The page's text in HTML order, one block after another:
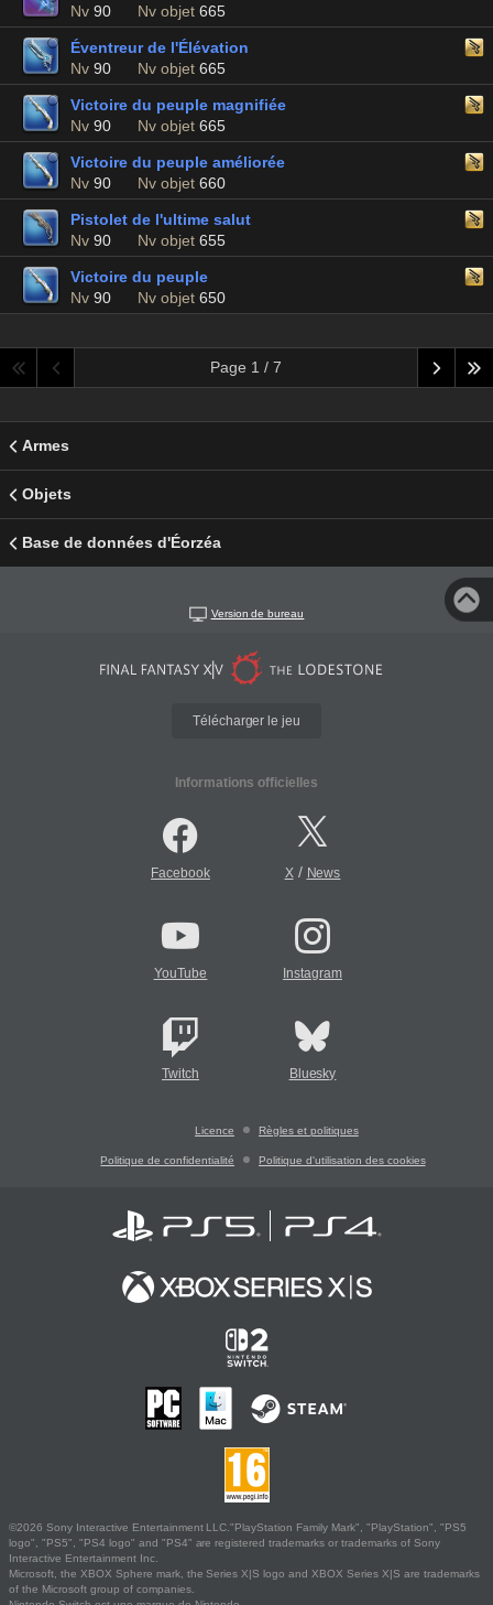
Nv 90 Nv objet 665
Éventreur de l'Élévation
Nv 90 Nv objet 665
Victoire du peuple magnifiée
Nv 90 Nv objet 665
Victoire du peuple améliorée
Nv 90 Nv objet 660
Pistolet de l'ultime salut
Nv 90 Nv objet 655
Victoire du peuple
Nv 90 Nv objet 650
Page 1 / 7
Armes
Objets
Base de données d'Éorzéa
Version de bureau
Télécharger le jeu
Informations officielles
Facebook X/ News
YouTube Instagram
Twitch Bluesky
Licence Règles et politiques
Politique de confidentialité Politique d'utilisation des cookies
©2026 Sony Interactive Entertainment LLC."PlayStation Family Mark", "PlayStation", "PS5
logo", "PS5", "PS4 logo" and "PS4" are registered trademarks or trademarks of Sony
Interactive Entertainment Inc.
Microsoft, the XBOX Sphere mark, the Series X|S logo and XBOX Series X|S are trademarks
of the Microsoft group of companies.